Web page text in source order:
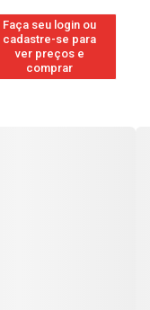
Faça seu login ou
cadastre-se para
ver preços e
comprar